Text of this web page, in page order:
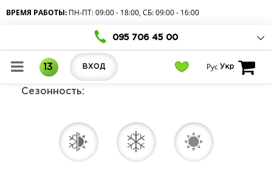
ВРЕМЯ РАБОТЫ: ПН-ПТ: 09:00 - 18:00, СБ: 09:00 - 16:00
095 706 45 00
13 ВХОД Рус Укр
Сезонность: